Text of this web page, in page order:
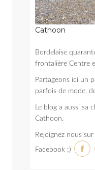
Cathoon
Bordelaise
frontalière Centre
Partageons ici un
parfois de mode,
Le blog a aussi sa
Cathoon.
Rejoignez nous
Facebook ;)